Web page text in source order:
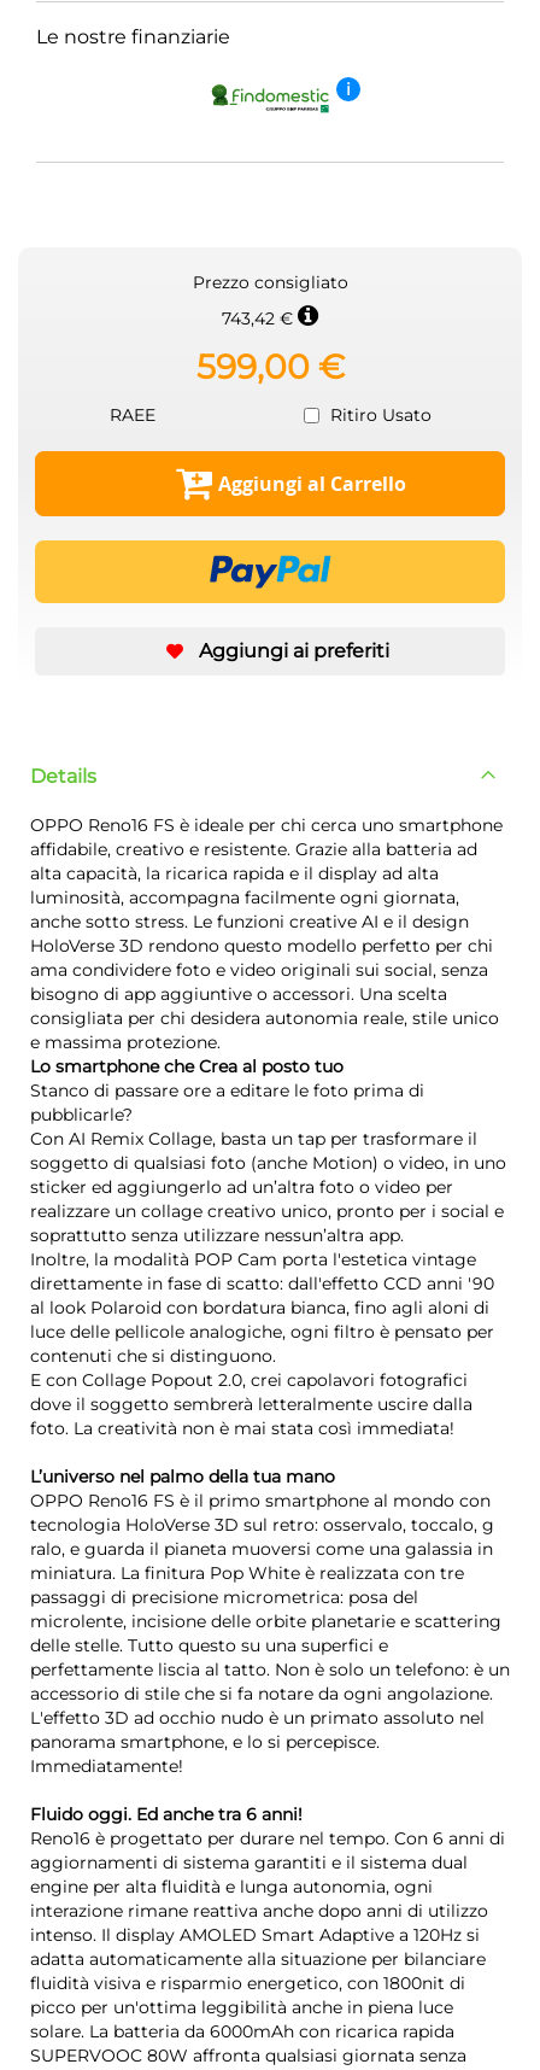
Prezzo consigliato
743,42 €
599,00 €
RAEE Ritiro Usato
Aggiungi al Carrello
Aggiungi ai preferiti
Le nostre finanziarie
i
Details
OPPO Reno16 FS è ideale per chi cerca uno smartphone
affidabile, creativo e resistente. Grazie alla batteria ad
alta capacità, la ricarica rapida e il display ad alta
luminosità, accompagna facilmente ogni giornata,
anche sotto stress. Le funzioni creative AI e il design
HoloVerse 3D rendono questo modello perfetto per chi
ama condividere foto e video originali sui social, senza
bisogno di app aggiuntive o accessori. Una scelta
consigliata per chi desidera autonomia reale, stile unico
e massima protezione.
Lo smartphone che Crea al posto tuo
Stanco di passare ore a editare le foto prima di
pubblicarle?
Con AI Remix Collage, basta un tap per trasformare il
soggetto di qualsiasi foto (anche Motion) o video, in uno
sticker ed aggiungerlo ad un’altra foto o video per
realizzare un collage creativo unico, pronto per i social e
soprattutto senza utilizzare nessun’altra app.
Inoltre, la modalità POP Cam porta l'estetica vintage
direttamente in fase di scatto: dall'effetto CCD anni '90
al look Polaroid con bordatura bianca, fino agli aloni di
luce delle pellicole analogiche, ogni filtro è pensato per
contenuti che si distinguono.
E con Collage Popout 2.0, crei capolavori fotografici
dove il soggetto sembrerà letteralmente uscire dalla
foto. La creatività non è mai stata così immediata!
L’universo nel palmo della tua mano
OPPO Reno16 FS è il primo smartphone al mondo con
tecnologia HoloVerse 3D sul retro: osservalo, toccalo, g
ralo, e guarda il pianeta muoversi come una galassia in
miniatura. La finitura Pop White è realizzata con tre
passaggi di precisione micrometrica: posa del
microlente, incisione delle orbite planetarie e scattering
delle stelle. Tutto questo su una superfici e
perfettamente liscia al tatto. Non è solo un telefono: è un
accessorio di stile che si fa notare da ogni angolazione.
L'effetto 3D ad occhio nudo è un primato assoluto nel
panorama smartphone, e lo si percepisce.
Immediatamente!
Fluido oggi. Ed anche tra 6 anni!
Reno16 è progettato per durare nel tempo. Con 6 anni di
aggiornamenti di sistema garantiti e il sistema dual
engine per alta fluidità e lunga autonomia, ogni
interazione rimane reattiva anche dopo anni di utilizzo
intenso. Il display AMOLED Smart Adaptive a 120Hz si
adatta automaticamente alla situazione per bilanciare
fluidità visiva e risparmio energetico, con 1800nit di
picco per un'ottima leggibilità anche in piena luce
solare. La batteria da 6000mAh con ricarica rapida
SUPERVOOC 80W affronta qualsiasi giornata senza